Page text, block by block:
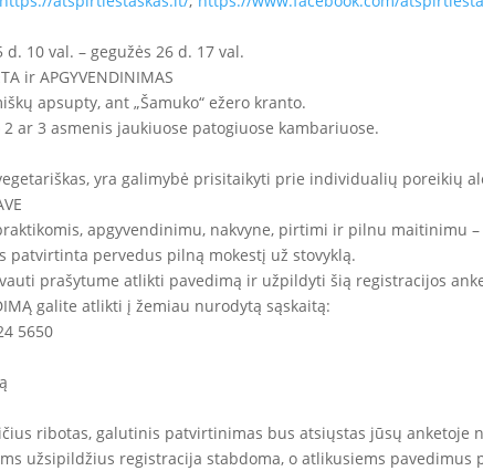
d. 10 val. – gegužės 26 d. 17 val.
ir APGYVENDINIMAS
apsupty, ant „Šamuko“ ežero kranto.
2 ar 3 asmenis jaukiuose patogiuose kambariuose.
yra galimybė prisitaikyti prie individualių poreikių
apgyvendinimu, nakvyne, pirtimi ir pilnu maitinimu –
patvirtinta pervedus pilną mokestį už stovyklą.
prašytume atlikti pavedimą ir užpildyti šią registracijos
galite atlikti į žemiau nurodytą sąskaitą:
5650
ribotas, galutinis patvirtinimas bus atsiųstas jūsų
užsipildžius registracija stabdoma, o atlikusiems